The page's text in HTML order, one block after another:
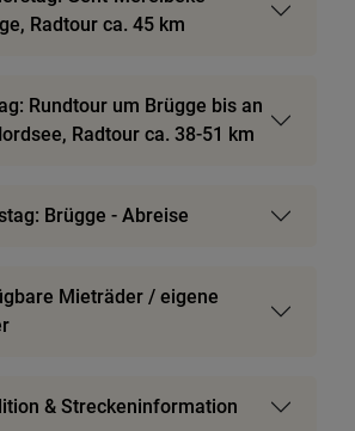
Radtour ca. 45 km
Rundtour um Brügge bis an
Radtour ca. 38-51 km
Brügge - Abreise
Mieträder / eigene
& Streckeninformation